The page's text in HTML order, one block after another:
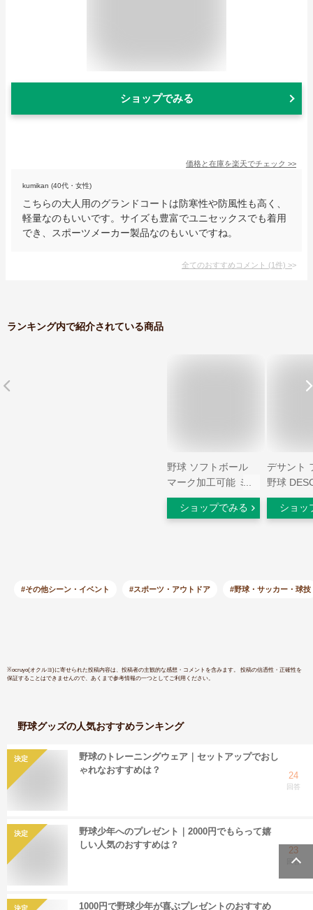
ショップでみる
価格と在庫を楽天でチェック >>
kumikan (40代・女性)
こちらの大人用のグランドコートは防寒性や防風性も高く、
軽量なのもいいです。サイズも豊富でユニセックスでも着用
でき、スポーツメーカー製品なのもいいですね。
全てのおすすめコメント (1件) >
ランキング内で紹介されている商品
野球 ソフトボール
マーク加工可能 ミズ
ノ 野球 ジュニア グ
ラウンドコート 防寒
ショップでみる
デサント
野球
寒 刺繍
パーカー
ズ ウェア
楽対応】
ショッ
#その他シーン・イベント #スポーツ・アウトドア #野球・サッカー・球技
※ocruyo(オクルヨ)に寄せられた投稿内容は、投稿者の主観的な感想・コメントを含みます。 投稿の信憑性・正確性を
保証することはできませんので、あくまで参考情報の一つとしてご利用ください。
野球グッズの人気おすすめランキング
決定
野球のトレーニングウェア｜セットアップでおし
ゃれなおすすめは？
24
回答
決定
野球少年へのプレゼント｜2000円でもらって嬉
しい人気のおすすめは？
23
回答
決定 1000円で野球少年が喜ぶプレゼントのおすすめ